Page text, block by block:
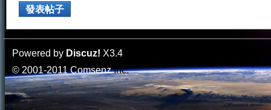
發表帖子
Powered by Discuz! X3.4
© 2001-2011ComsenzInc.